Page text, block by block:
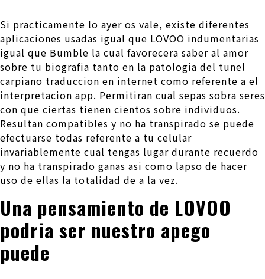
Si practicamente lo ayer os vale, existe diferentes
aplicaciones usadas igual que LOVOO indumentarias
igual que Bumble la cual favorecera saber al amor
sobre tu biografia tanto en la patologi­a del tunel
carpiano traduccion en internet como referente a el
interpretacion app. Permitiran cual sepas sobra seres
con que ciertas tienen cientos sobre individuos.
Resultan compatibles y no ha transpirado se puede
efectuarse todas referente a tu celular
invariablemente cual tengas lugar durante recuerdo
y no ha transpirado ganas asi­ como lapso de hacer
uso de ellas la totalidad de a la vez.
Una pensamiento de LOVOO
podri­a ser nuestro apego
puede